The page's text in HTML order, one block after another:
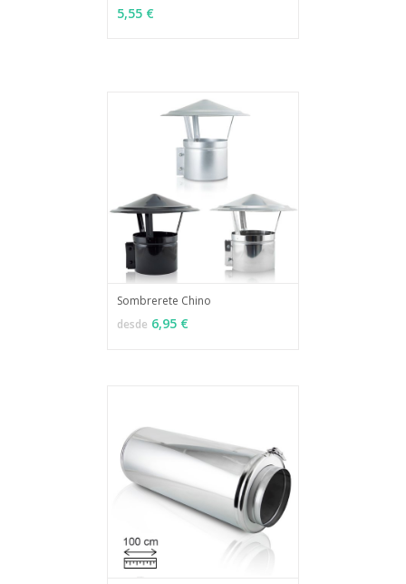
AÑADIR
5,55 €
VER OPCIONES
Sombrerete Chino
desde 6,95 €